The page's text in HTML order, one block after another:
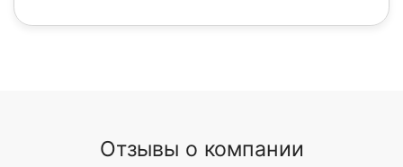
Отзывы о компании